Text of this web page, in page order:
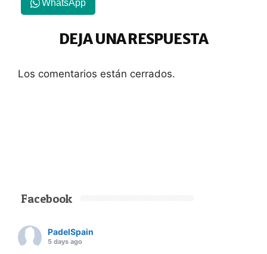
WhatsApp
DEJA UNA RESPUESTA
Los comentarios están cerrados.
Facebook
PadelSpain
5 days ago